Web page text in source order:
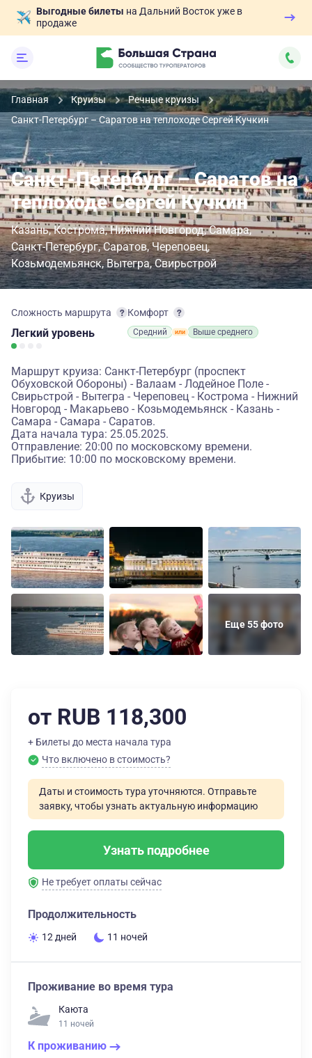
Выгодные билеты на Дальний Восток уже в
продаже
Главная Круизы
Речные круизы
Санкт-Петербург – Саратов на теплоходе Сергей Кучкин
Санкт-Петербург – Саратов на
теплоходе Сергей Кучкин
Казань Кострома Нижний Новгород Самара
Санкт-Петербург Саратов Череповец
Козьмодемьянск Вытегра Свирьстрой
Сложность маршрута
Легкий уровень
Комфорт
Средний Выше среднего
Маршрут круиза: Санкт-Петербург (проспект
Обуховской Обороны) - Валаам - Лодейное Поле -
Свирьстрой - Вытегра - Череповец - Кострома - Нижний
Новгород - Макарьево - Козьмодемьянск - Казань -
Самара - Самара - Саратов.
Дата начала тура: 25.05.2025.
Отправление: 20:00 по московскому времени.
Прибытие: 10:00 по московскому времени.
Круизы
Еще 55 фото
от RUB 118,300
+ Билеты до места начала тура
Что включено в стоимость?
Даты и стоимость тура уточняются. Отправьте
заявку, чтобы узнать актуальную информацию
Узнать подробнее
Не требует оплаты сейчас
Продолжительность
12 дней 11 ночей
Проживание во время тура
Каюта
11 ночей
К проживанию